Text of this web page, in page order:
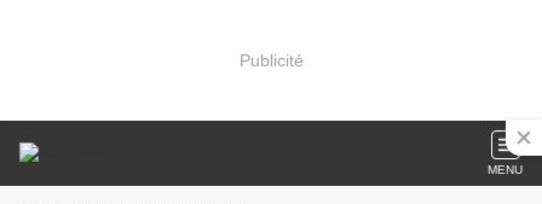
Publicité
MENU